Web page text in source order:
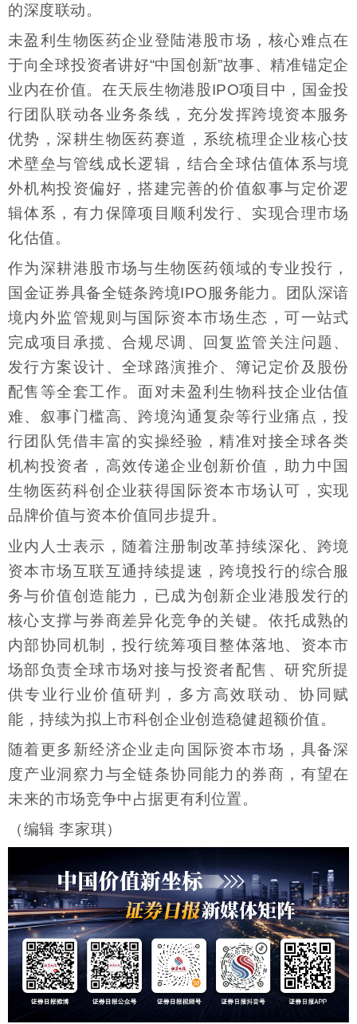
的深度联动。
未盈利生物医药企业登陆港股市场，核心难点在
于向全球投资者讲好“中国创新”故事、精准锚定企
业内在价值。在天辰生物港股IPO项目中，国金投
行团队联动各业务条线，充分发挥跨境资本服务
优势，深耕生物医药赛道，系统梳理企业核心技
术壁垒与管线成长逻辑，结合全球估值体系与境
外机构投资偏好，搭建完善的价值叙事与定价逻
辑体系，有力保障项目顺利发行、实现合理市场
化估值。
作为深耕港股市场与生物医药领域的专业投行，
国金证券具备全链条跨境IPO服务能力。团队深谙
境内外监管规则与国际资本市场生态，可一站式
完成项目承揽、合规尽调、回复监管关注问题、
发行方案设计、全球路演推介、簿记定价及股份
配售等全套工作。面对未盈利生物科技企业估值
难、叙事门槛高、跨境沟通复杂等行业痛点，投
行团队凭借丰富的实操经验，精准对接全球各类
机构投资者，高效传递企业创新价值，助力中国
生物医药科创企业获得国际资本市场认可，实现
品牌价值与资本价值同步提升。
业内人士表示，随着注册制改革持续深化、跨境
资本市场互联互通持续提速，跨境投行的综合服
务与价值创造能力，已成为创新企业港股发行的
核心支撑与券商差异化竞争的关键。依托成熟的
内部协同机制，投行统筹项目整体落地、资本市
场部负责全球市场对接与投资者配售、研究所提
供专业行业价值研判，多方高效联动、协同赋
能，持续为拟上市科创企业创造稳健超额价值。
随着更多新经济企业走向国际资本市场，具备深
度产业洞察力与全链条协同能力的券商，有望在
未来的市场竞争中占据更有利位置。
（编辑 李家琪）